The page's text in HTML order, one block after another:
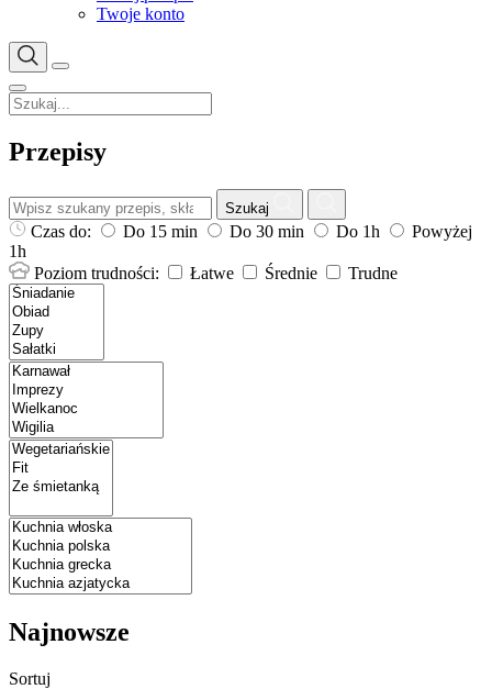
Twoje konto
Przepisy
Szukaj
Czas do: Do 15 min Do 30 min Do 1h
Powyżej
1h
Poziom trudności:
Łatwe Średnie Trudne
Najnowsze
Sortuj